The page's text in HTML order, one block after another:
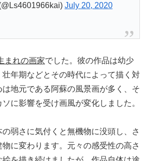
July 20, 2020
まれの画家でした。彼の作品は幼少
年期などとその時代によって描く対
地元である阿蘇の風景画が多く、そ
に影響を受け画風が変化しました。
弱さに気付くと無機物に没頭し、さ
に変わります。元々の感受性の高さ